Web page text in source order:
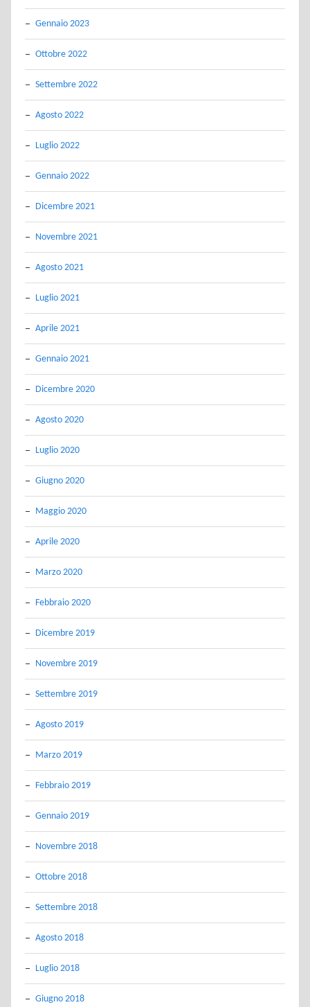
Gennaio 2023
Ottobre 2022
Settembre 2022
Agosto 2022
Luglio 2022
Gennaio 2022
Dicembre 2021
Novembre 2021
Agosto 2021
Luglio 2021
Aprile 2021
Gennaio 2021
Dicembre 2020
Agosto 2020
Luglio 2020
Giugno 2020
Maggio 2020
Aprile 2020
Marzo 2020
Febbraio 2020
Dicembre 2019
Novembre 2019
Settembre 2019
Agosto 2019
Marzo 2019
Febbraio 2019
Gennaio 2019
Novembre 2018
Ottobre 2018
Settembre 2018
Agosto 2018
Luglio 2018
Giugno 2018